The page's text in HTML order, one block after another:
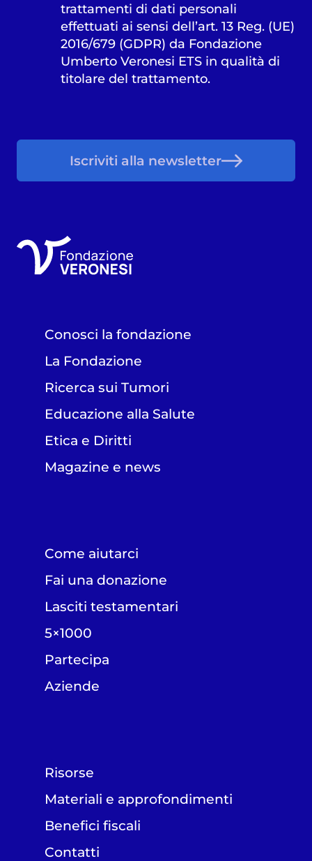
trattamenti di dati personali
effettuati ai sensi dell’art. 13 Reg. (UE)
2016/679 (GDPR) da Fondazione
Umberto Veronesi ETS in qualità di
titolare del trattamento.
Iscriviti alla newsletter
Conosci la fondazione
La Fondazione
Ricerca sui Tumori
Educazione alla Salute
Etica e Diritti
Magazine e news
Come aiutarci
Fai una donazione
Lasciti testamentari
5×1000
Partecipa
Aziende
Risorse
Materiali e approfondimenti
Benefici fiscali
Contatti